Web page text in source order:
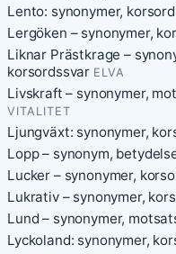
Lento: synonymer,
Lergöken – synonymer,
Liknar Prästkrage –
korsordssvar ELVA
Livskraft – synonymer,
VITALITET
Ljungväxt: synonymer,
Lopp – synonym,
Lucker – synonymer,
Lukrativ – synonymer,
Lund – synonymer,
Lyckoland: synonymer,